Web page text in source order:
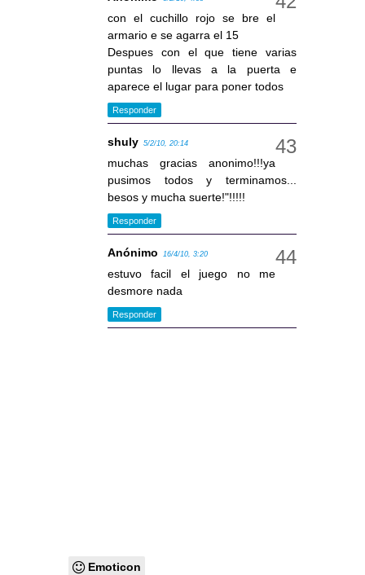
con el cuchillo rojo se bre el
armario e se agarra el 15
Despues con el que tiene varias
puntas lo llevas a la puerta e
aparece el lugar para poner todos
Responder
shuly 5/2/10, 20:14
muchas gracias anonimo!!!ya
pusimos todos y terminamos...
besos y mucha suerte!"!!!!!
Responder
Anónimo 16/4/10, 3:20
estuvo facil el juego no me
desmore nada
Responder
Emoticon